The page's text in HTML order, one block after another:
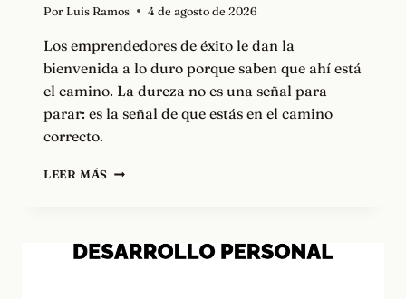
Por Luis Ramos 4 de agosto de 2026
Los emprendedores de éxito le dan la
bienvenida a lo duro porque saben que ahí está
el camino. La dureza no es una señal para
parar: es la señal de que estás en el camino
correcto.
LEER MÁS LOS
VIDA
SON